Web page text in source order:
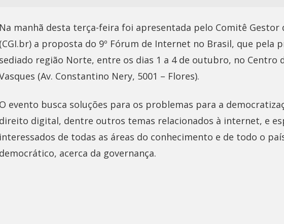
Na manhã desta terça-feira foi apresentada pelo Comitê
(CGI.br) a proposta do 9º Fórum de Internet no Brasil, que pela
sediado região Norte, entre os dias 1 a 4 de outubro, no Centro
(Av. Constantino Nery, 5001 – Flores).
O evento busca soluções para os problemas para a
direito digital, dentre outros temas relacionados à internet, e
interessados de todas as áreas do conhecimento e de todo o
democrático, acerca da governança.